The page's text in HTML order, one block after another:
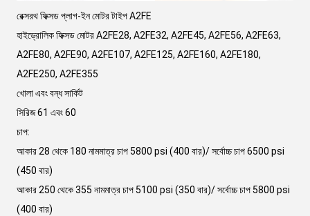
রেক্সরথ ফিক্সড প্লাগ-ইন মোটর টাইপ A2FE
হাইড্রোলিক ফিক্সড মোটর A2FE28, A2FE32, A2FE45, A2FE56, A2FE63,
A2FE80, A2FE90, A2FE107, A2FE125, A2FE160, A2FE180,
A2FE250, A2FE355
খোলা এবং বন্ধ সার্কিট
সিরিজ 61 এবং 60
চাপ:
আকার 28 থেকে 180 নামমাত্র চাপ 5800 psi (400 বার)/ সর্বোচ্চ চাপ 6500 psi
(450 বার)
আকার 250 থেকে 355 নামমাত্র চাপ 5100 psi (350 বার)/ সর্বোচ্চ চাপ 5800 psi
(400 বার)